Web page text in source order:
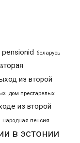
pensionid беларусь
из второй
дом престарелых
из второй
народная пенсия
в эстонии